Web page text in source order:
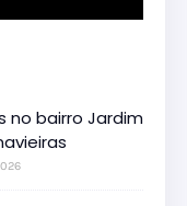
no bairro Jardim